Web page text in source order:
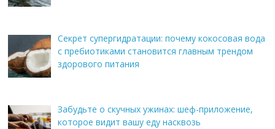
Секрет супергидратации: почему кокосовая вода
с пребиотиками становится главным трендом
здорового питания
Забудьте о скучных ужинах: шеф-приложение,
которое видит вашу еду насквозь